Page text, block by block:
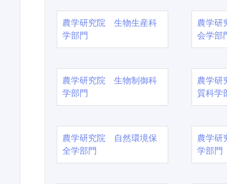
農学研究院 生物生産科
学部門
農学
会学部
農学研究院 生物制御科
学部門
農学
質科学
農学研究院 自然環境保
全学部門
農学
学部門